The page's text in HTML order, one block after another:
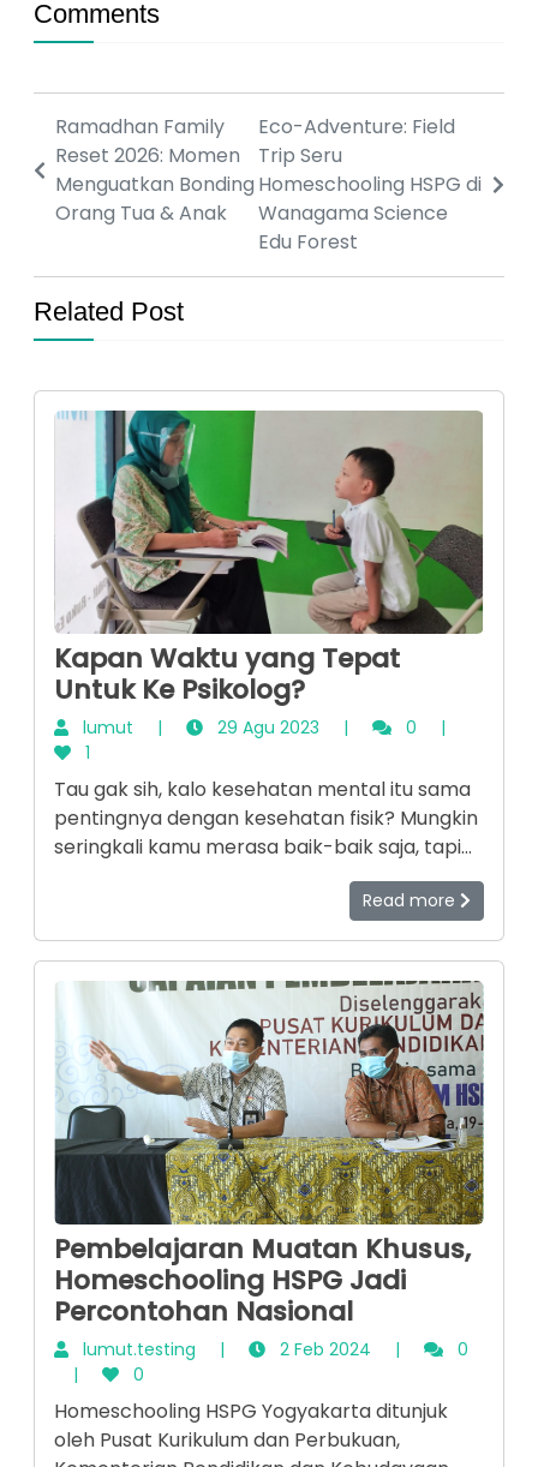
Comments
Ramadhan Family
Reset 2026: Momen
Menguatkan Bonding
Orang Tua & Anak
Eco-Adventure: Field
Trip Seru
Homeschooling HSPG di
Wanagama Science
Edu Forest
Related Post
Kapan Waktu yang Tepat
Untuk Ke Psikolog?
lumut | 29 Agu 2023 | 0
|
1
Tau gak sih, kalo kesehatan mental itu sama
pentingnya dengan kesehatan fisik? Mungkin
seringkali kamu merasa baik-baik saja, tapi
tanpa kamu sadari bisa saja sebenarnya
kamu butuh bantuan tenaga profesional
loohhh. Nah, tenaga profesional itu adalah
psikolog atau psikiater. Yuuk kita simak
beberapa hal yang menandakan kamu perlu
ke tenaga profesional.
Read more
Pembelajaran Muatan Khusus,
Homeschooling HSPG Jadi
Percontohan Nasional
lumut.testing | 2 Feb 2024 |
0
|
0
Homeschooling HSPG Yogyakarta ditunjuk
oleh Pusat Kurikulum dan Perbukuan,